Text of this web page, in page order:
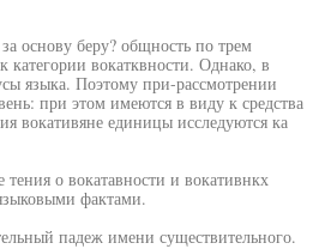
основу беру? общность по трем
вокатквности. Однако, в
языка. Поэтому при-рассмотрении
при этом имеются в виду к средства
вокативяне единицы исследуются ка
о вокатавности и вокативнкх
фактами.
падеж имени существительного.